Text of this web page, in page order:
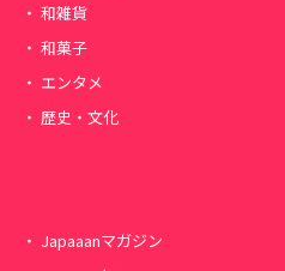
和雑貨
和菓子
エンタメ
歴史・文化
Japaaanマガジン